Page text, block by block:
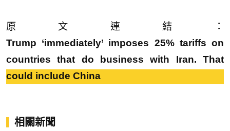
原文連結：
Trump ‘immediately’ imposes 25% tariffs on
countries that do business with Iran. That
could include China
相關新聞